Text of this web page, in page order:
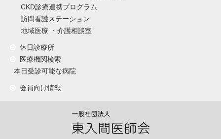
CKD診療連携プログラム
訪問看護ステーション
地域医療 ・介護相談室
休日診療所
医療機関検索
本日受診可能な病院
会員向け情報